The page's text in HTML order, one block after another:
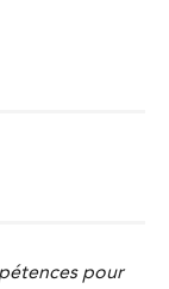
pour